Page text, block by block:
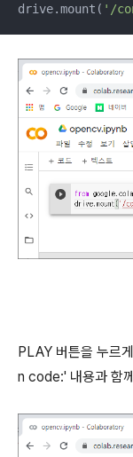
drive.mount( '/
PLAY 버튼을 누르
n code:' 내용과 함